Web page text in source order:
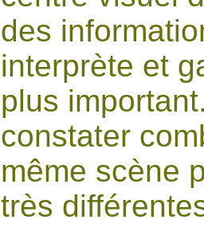
des
interprète et
plus
constater
même scène
très